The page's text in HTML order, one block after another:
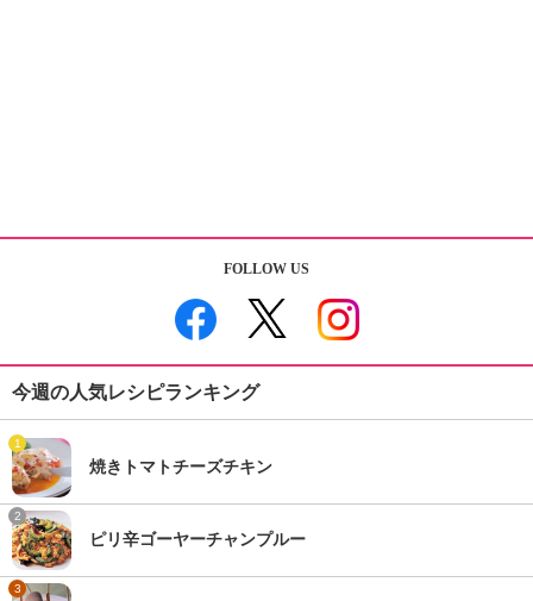
FOLLOW US
今週の人気レシピランキング
1
焼きトマトチーズチキン
2
ピリ辛ゴーヤーチャンプルー
3